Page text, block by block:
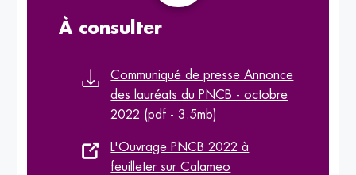
À consulter
Communiqué de presse Annonce
des lauréats du PNCB - octobre
2022 (pdf - 3.5mb)
L'Ouvrage PNCB 2022 à
feuilleter sur Calameo